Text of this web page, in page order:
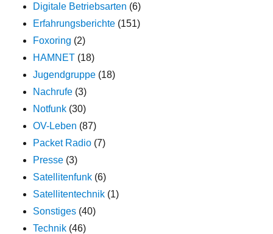
Digitale Betriebsarten (6)
Erfahrungsberichte (151)
Foxoring (2)
HAMNET (18)
Jugendgruppe (18)
Nachrufe (3)
Notfunk (30)
OV-Leben (87)
Packet Radio (7)
Presse (3)
Satellitenfunk (6)
Satellitentechnik (1)
Sonstiges (40)
Technik (46)